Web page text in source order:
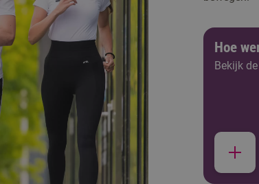
Hoe
Bekijk